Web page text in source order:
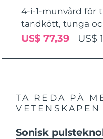
4-i-1-munvård för
tandkött, tunga
US$
US$ 77,39
TA REDA PÅ
VETENSKAPEN
Sonisk